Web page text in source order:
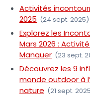
Activités
2025 (24 sept. 2025)
Explorez les
Mars 2026 :
Manquer (23 sept.
Découvrez les 9
monde outdoor à
nature (21 sept.